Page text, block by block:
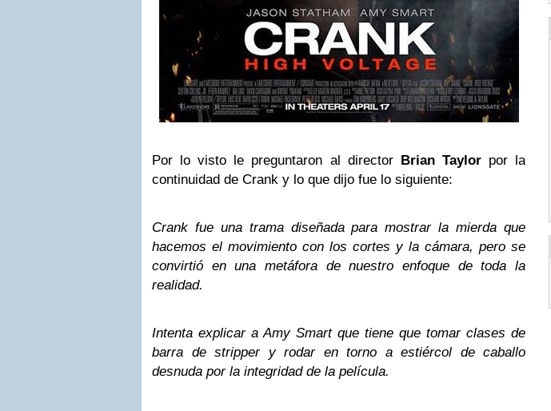
Por lo visto le preguntaron al director Brian Taylorpor la
continuidad de Crank y lo que dijo fue lo siguiente:
Crank fue una trama diseñada para mostrar la mierda que
hacemos el movimiento con los cortes y la cámara, pero se
convirtió en una metáfora de nuestro enfoque de toda la
realidad.
Intenta explicar a Amy Smart que tiene que tomar clases de
barra de stripper y rodar en torno a estiércol de caballo
desnuda por la integridad de la película.